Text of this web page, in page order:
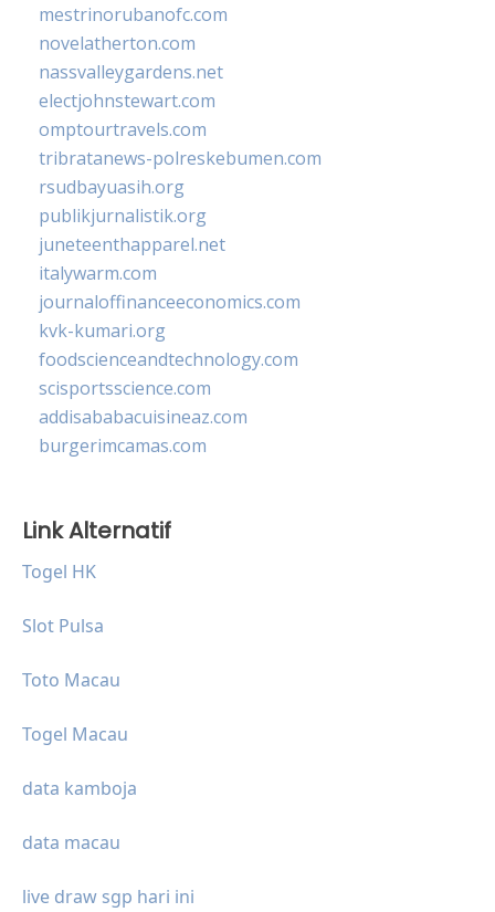
mestrinorubanofc.com
novelatherton.com
nassvalleygardens.net
electjohnstewart.com
omptourtravels.com
tribratanews-polreskebumen.com
rsudbayuasih.org
publikjurnalistik.org
juneteenthapparel.net
italywarm.com
journaloffinanceeconomics.com
kvk-kumari.org
foodscienceandtechnology.com
scisportsscience.com
addisababacuisineaz.com
burgerimcamas.com
Link Alternatif
Togel HK
Slot Pulsa
Toto Macau
Togel Macau
data kamboja
data macau
live draw sgp hari ini